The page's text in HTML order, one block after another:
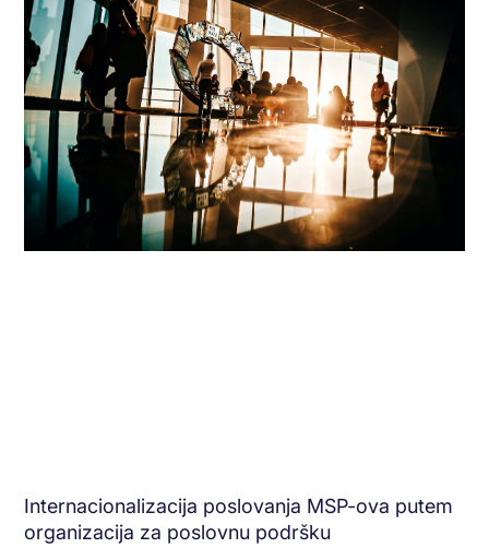
Internacionalizacija poslovanja MSP-ova putem
organizacija za poslovnu podršku